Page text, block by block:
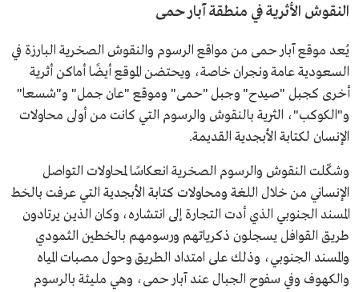
النقوش الأثرية في منطقة آبار حمى
يُعد موقع آبار حمى من مواقع الرسوم والنقوش الصخرية البارزة في
السعودية عامة ونجران خاصة، ويحتضن الموقع أيضًا أماكن أثرية
أخرى كجبل "صيدح" وجبل "حمى" وموقع "عان جمل" و"شسعا"
و"الكوكب"، الثرية بالنقوش والرسوم التي كانت من أولى محاولات
الإنسان لكتابة الأبجدية القديمة.
وشكّلت النقوش والرسوم الصخرية انعكاسًا لمحاولات التواصل
الإنساني من خلال اللغة ومحاولات كتابة الأبجدية التي عرفت بالخط
المسند الجنوبي الذي أدت التجارة إلى انتشاره، وكان الذين يرتادون
طريق القوافل يسجلون ذكرياتهم ورسومهم بالخطين الثمودي
والمسند الجنوبي، وذلك على امتداد الطريق وحول مصبات المياه
والكهوف وفي سفوح الجبال عند آبار حمى، وهي مليئة بالرسوم